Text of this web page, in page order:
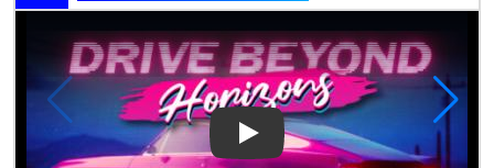
Play Video: Drive Beyond